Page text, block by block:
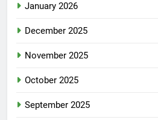
January 2026
December 2025
November 2025
October 2025
September 2025